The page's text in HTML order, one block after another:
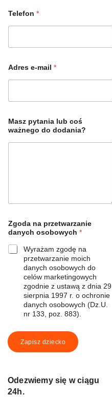
Telefon *
Adres e-mail *
Masz pytania lub coś
ważnego do dodania?
Zgoda na przetwarzanie
danych osobowych *
Wyrażam zgodę na
przetwarzanie moich
danych osobowych do
celów marketingowych
zgodnie z ustawą z dnia 29
sierpnia 1997 r. o ochronie
danych osobowych (Dz.U.
nr 133, poz. 883).
Zapisz dziecko
Odezwiemy się w ciągu
24h.